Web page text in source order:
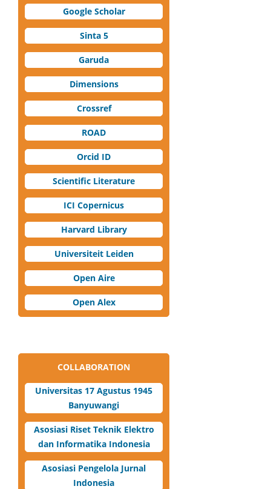
Google Scholar
Sinta 5
Garuda
Dimensions
Crossref
ROAD
Orcid ID
Scientific Literature
ICI Copernicus
Harvard Library
Universiteit Leiden
Open Aire
Open Alex
COLLABORATION
Universitas 17 Agustus 1945
Banyuwangi
Asosiasi Riset Teknik Elektro
dan Informatika Indonesia
Asosiasi Pengelola Jurnal
Indonesia